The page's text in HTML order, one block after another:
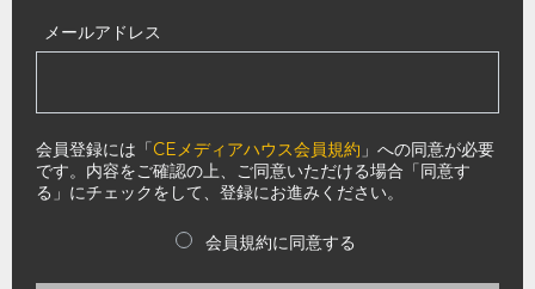
メールアドレス
会員登録には「CEメディアハウス会員規約 」への同意が必要
です。内容をご確認の上、ご同意いただける場合「同意す
る」にチェックをして、登録にお進みください。
会員規約に同意する